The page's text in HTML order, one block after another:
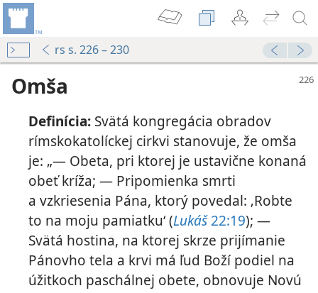
rs s. 226 – 230
večeru inak ako ostatné náboženstvá?
Omša
Definícia: Svätá kongregácia obradov
rímskokatolíckej cirkvi stanovuje, že omša
je: „— Obeta, pri ktorej je ustavične konaná
obeť kríža; — Pripomienka smrti
a vzkriesenia Pána, ktorý povedal: ‚Robte
to na moju pamiatku‘ (Lukáš22:19); —
Svätá hostina, na ktorej skrze prijímanie
Pánovho tela a krvi má ľud Boží podiel na
úžitkoch paschálnej obete, obnovuje Novú